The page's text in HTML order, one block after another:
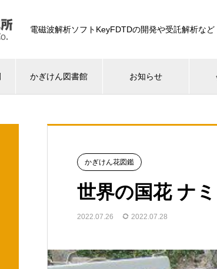
電磁波解析ソフトKeyFDTDの開発や受託解析など
かぎけん図書館 お知らせ
かぎけん花図鑑
世界の国花 ナ
2022.07.26 2022.07.28